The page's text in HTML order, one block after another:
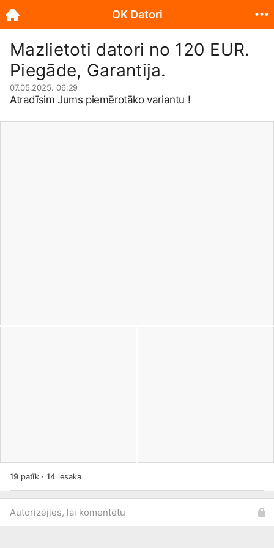
Mazlietoti datori no 120 EUR.
Piegāde, Garantija.
07.05.2025. 06:29
Atradīsim Jums piemērotāko variantu !
19patīk · 14 iesaka
Autorizējies, lai komentētu
OK Datori